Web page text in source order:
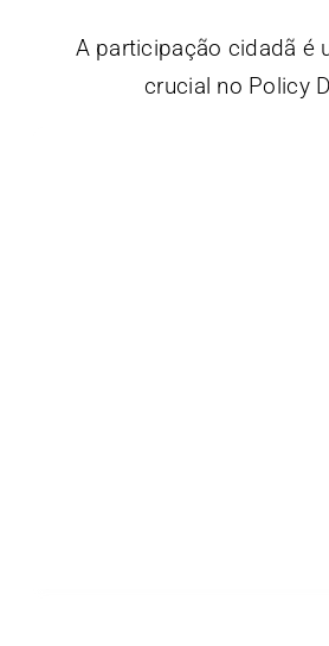
A participação cidadã é
crucial no Policy